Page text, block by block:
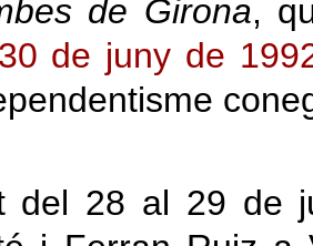
de Girona,
de juny de
del 28 al 29 de